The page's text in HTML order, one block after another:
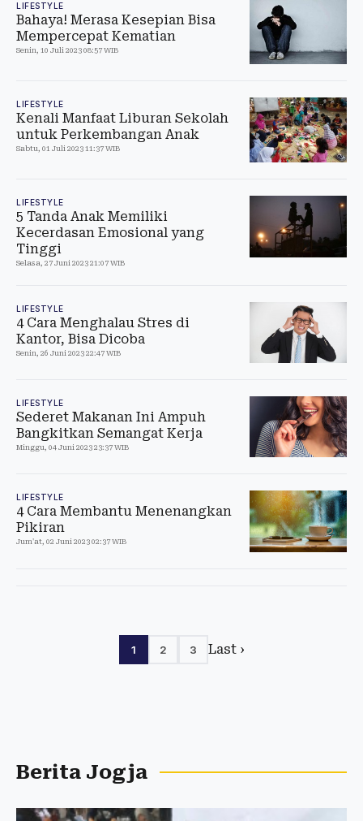
LIFESTYLE
Bahaya! Merasa Kesepian Bisa
Mempercepat Kematian
Senin, 10 Juli 2023 08:57 WIB
LIFESTYLE
Kenali Manfaat Liburan Sekolah
untuk Perkembangan Anak
Sabtu, 01 Juli 2023 11:37 WIB
LIFESTYLE
5 Tanda Anak Memiliki
Kecerdasan Emosional yang
Tinggi
Selasa, 27 Juni 2023 21:07 WIB
LIFESTYLE
4 Cara Menghalau Stres di
Kantor, Bisa Dicoba
Senin, 26 Juni 2023 22:47 WIB
LIFESTYLE
Sederet Makanan Ini Ampuh
Bangkitkan Semangat Kerja
Minggu, 04 Juni 2023 23:37 WIB
LIFESTYLE
4 Cara Membantu Menenangkan
Pikiran
Jum'at, 02 Juni 2023 02:37 WIB
1 2 3 Last ›
Berita Jogja